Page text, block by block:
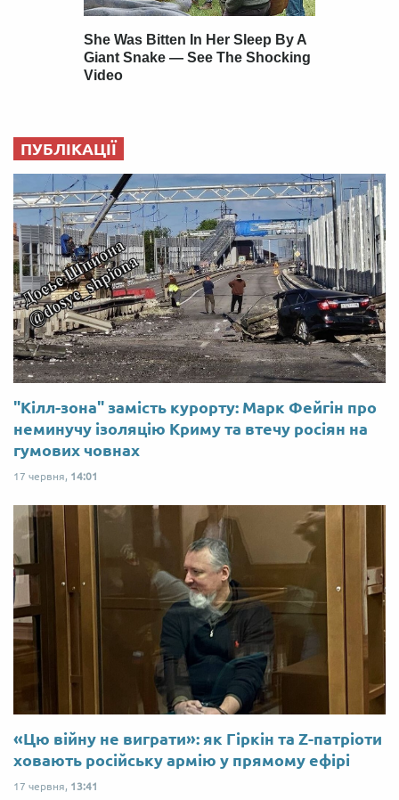
ПУБЛІКАЦІЇ
"Кілл-зона" замість курорту: Марк Фейгін про
неминучу ізоляцію Криму та втечу росіян на
гумових човнах
17 червня, 14:01
«Цю війну не виграти»: як Гіркін та Z-патріоти
ховають російську армію у прямому ефірі
17 червня, 13:41